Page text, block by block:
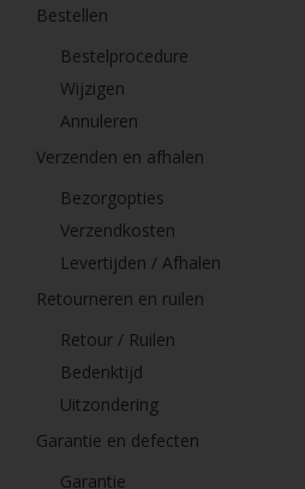
Bestellen
Bestelprocedure
Wijzigen
Annuleren
Verzenden en afhalen
Bezorgopties
Verzendkosten
Levertijden / Afhalen
Retourneren en ruilen
Retour / Ruilen
Bedenktijd
Uitzondering
Garantie en defecten
Garantie